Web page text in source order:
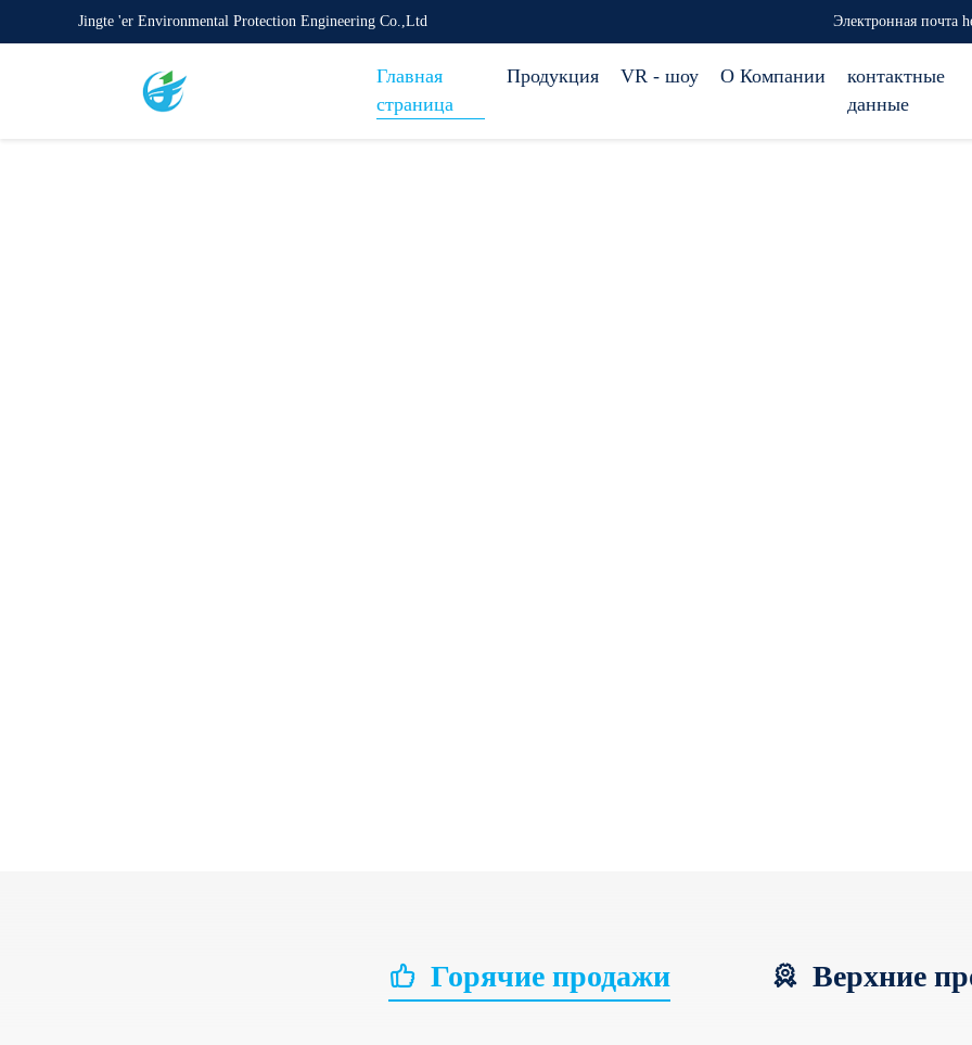
Jingte 'er Environmental Protection Engineering Co.,Ltd Электронная почта
Главная
страница
Продукция VR - шоу О Компании
контактные
данные
Горячие продажи Верхние